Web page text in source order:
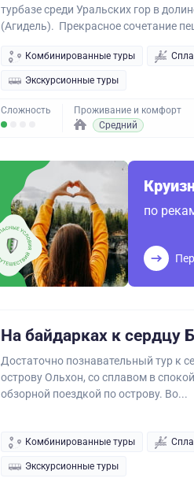
турбазе среди Уральских гор в
(Агидель). Прекрасное сочетание
Комбинированные туры
Экскурсионные туры
Сложность
Проживание и комфорт
Средний
по
На байдарках к сердцу
Достаточно познавательный тур к
острову Ольхон, со сплавом в
обзорной поездкой по острову. Во...
Комбинированные туры
Экскурсионные туры